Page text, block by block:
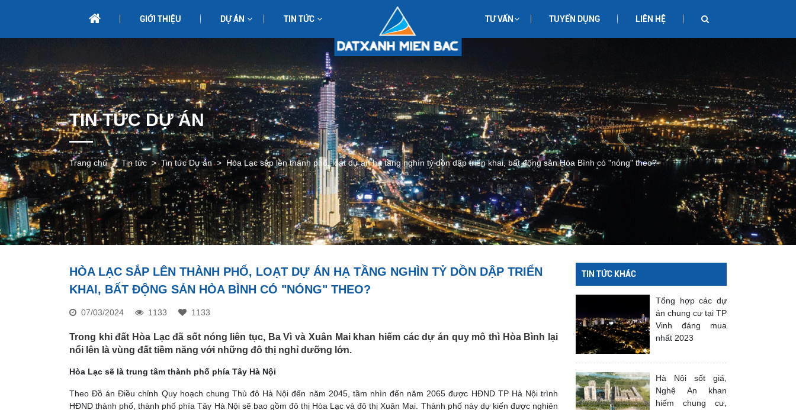
GIỚI THIỆU DỰ ÁN TIN TỨC TƯ VẤN TUYỂN DỤNG LIÊN HỆ
TIN TỨC DỰ ÁN
Trang chủ Tin tức Tin tức Dự án Hòa Lạc sắp lên thành phố, loạt dự án hạ tầng nghìn tỷ dồn dập triển khai, bất động sản Hòa Bình có "nóng" theo?
HÒA LẠC SẮP LÊN THÀNH PHỐ, LOẠT DỰ ÁN HẠ TẦNG NGHÌN TỶ DỒN DẬP TRIỂN
KHAI, BẤT ĐỘNG SẢN HÒA BÌNH CÓ "NÓNG" THEO?
07/03/2024 1133 1133
Trong khi đất Hòa Lạc đã sốt nóng liên tục, Ba Vì và Xuân Mai khan hiếm các dự án quy mô thì Hòa Bình lại
nổi lên là vùng đất tiềm năng với những đô thị nghỉ dưỡng lớn.
Hòa Lạc sẽ là trung tâm thành phố phía Tây Hà Nội
Theo Đồ án Điều chỉnh Quy hoạch chung Thủ đô Hà Nội đến năm 2045, tầm nhìn đến năm 2065 được HĐND TP Hà Nội trình
HĐND thành phố, thành phố phía Tây Hà Nội sẽ bao gồm đô thị Hòa Lạc và đô thị Xuân Mai. Thành phố này dự kiến được nghiên
TIN TỨC KHÁC
Tổng hợp các dự
án chung cư tại TP
Vinh đáng mua
nhất 2023
Hà Nội sốt giá,
Nghệ An khan
hiếm chung cư,